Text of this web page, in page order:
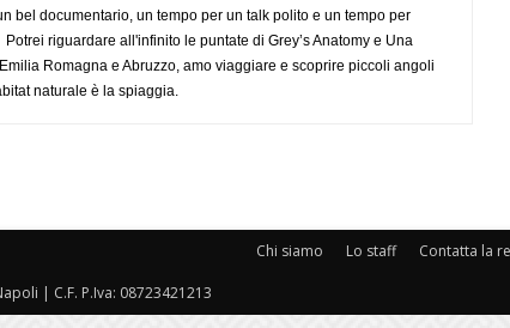
bel documentario, un tempo per un talk polito e un tempo per
riguardare all'infinito le puntate di Grey’s Anatomy e Una
Romagna e Abruzzo, amo viaggiare e scoprire piccoli angoli
naturale è la spiaggia.
Chi siamo Lo staff Contatta la
| C.F. P.Iva: 08723421213